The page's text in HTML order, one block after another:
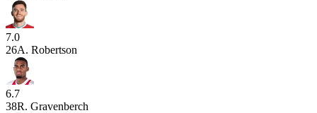
7.0
26A. Robertson
6.7
38R. Gravenberch